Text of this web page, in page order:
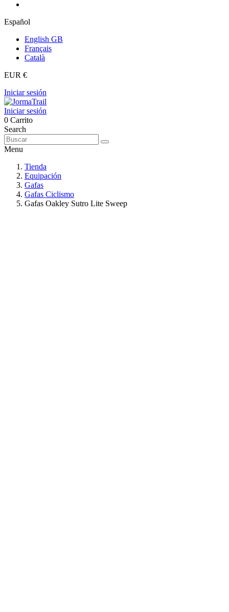
Español
English GB
Français
Català
EUR €
Iniciar sesión
Iniciar sesión
0 Carrito
Search
Menu
Tienda
Equipación
Gafas
Gafas Ciclismo
Gafas Oakley Sutro Lite Sweep